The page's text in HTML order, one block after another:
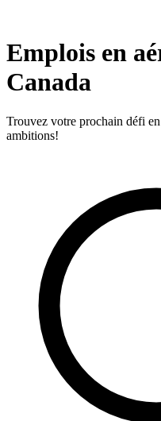
Emplois en
Canada
Trouvez votre prochain défi
ambitions!